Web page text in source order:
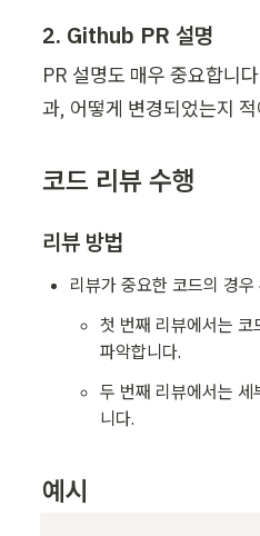
2. Github PR 설명
PR 설명도 매우 중요합니
과, 어떻게 변경되었는지
코드 리뷰 수행
리뷰 방법
리뷰가 중요한 코드의 경
첫 번째 리뷰에서는
파악합니다.
두 번째 리뷰에서는
니다.
예시